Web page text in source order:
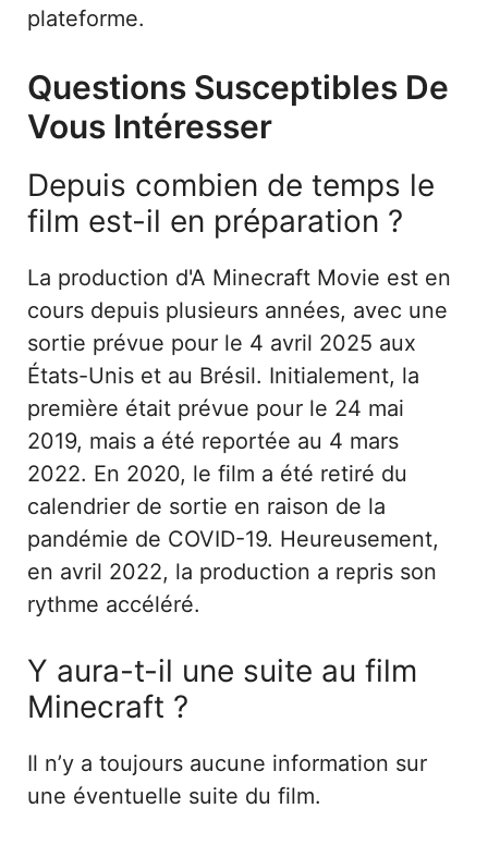
plateforme.
Questions Susceptibles De
Vous Intéresser
Depuis combien de temps le
film est-il en préparation ?
La production d'A Minecraft Movie est en
cours depuis plusieurs années, avec une
sortie prévue pour le 4 avril 2025 aux
États-Unis et au Brésil. Initialement, la
première était prévue pour le 24 mai
2019, mais a été reportée au 4 mars
2022. En 2020, le film a été retiré du
calendrier de sortie en raison de la
pandémie de COVID-19. Heureusement,
en avril 2022, la production a repris son
rythme accéléré.
Y aura-t-il une suite au film
Minecraft ?
Il n’y a toujours aucune information sur
une éventuelle suite du film.